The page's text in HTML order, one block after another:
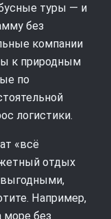
туры — и
без
компании
к природным
по
логистики.
«всё
отдых
Например,
море без